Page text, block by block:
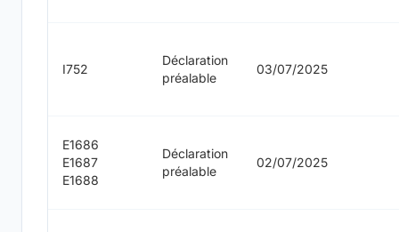
I752
Déclaration
préalable
03/07/2025
E1686
E1687
E1688
Déclaration
préalable
02/07/2025